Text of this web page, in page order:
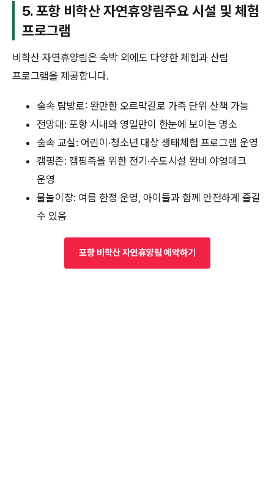
5.포항 비학산 자연휴양림주요 시설 및 체험
프로그램
비학산 자연휴양림은 숙박 외에도 다양한 체험과 산림
프로그램을 제공합니다.
숲속 탐방로: 완만한 오르막길로 가족 단위 산책 가능
전망대: 포항 시내와 영일만이 한눈에 보이는 명소
숲속 교실: 어린이·청소년 대상 생태체험 프로그램 운영
캠핑존: 캠핑족을 위한 전기·수도시설 완비 야영데크
운영
물놀이장: 여름 한정 운영, 아이들과 함께 안전하게 즐길
수 있음
포항 비학산 자연휴양림 예약하기